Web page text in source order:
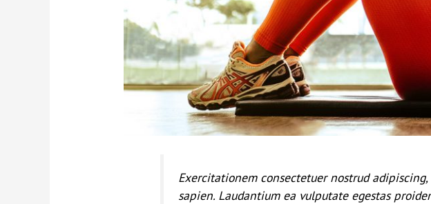
Exercitationem consectetuer nostrud
sapien. Laudantium ea vulputate egestas